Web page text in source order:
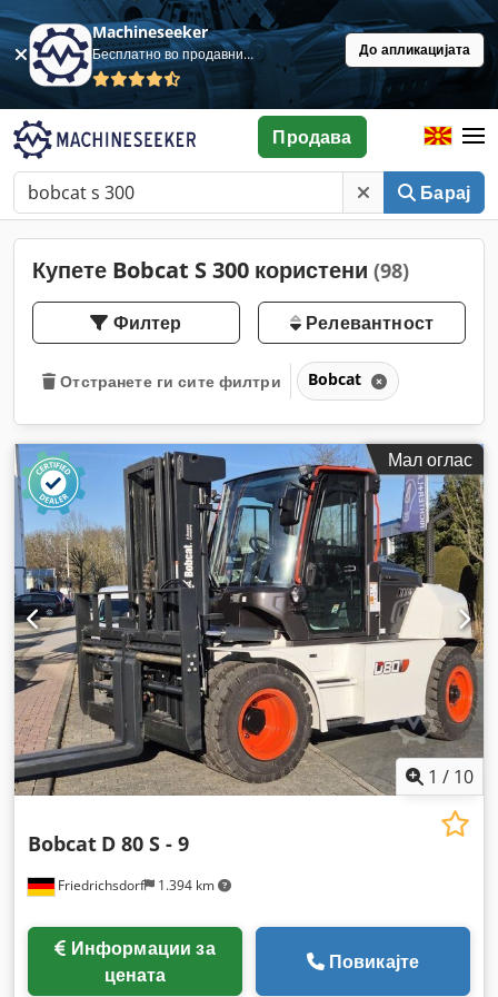
Machineseeker
Бесплатно во продавница До апликацијата
Барај
Продава
Купете Bobcat S 300 користени (98)
Филтер Релевантност
Отстранете ги сите филтри Bobcat
Мал оглас
1 / 10
Friedrichsdorf 1.394 km
Bobcat D 80 S - 9
цената
Повикајте